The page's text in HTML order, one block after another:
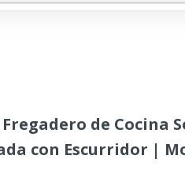
de Cocina
con Escurridor |